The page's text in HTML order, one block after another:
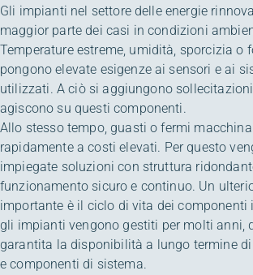
Gli impianti nel settore delle energie
maggior parte dei casi in condizioni
Temperature estreme, umidità, sporcizia o
pongono elevate esigenze ai sensori e ai
utilizzati. A ciò si aggiungono sollecitazioni
agiscono su questi componenti.
Allo stesso tempo, guasti o fermi
rapidamente a costi elevati. Per questo
impiegate soluzioni con struttura
funzionamento sicuro e continuo. Un
importante è il ciclo di vita dei componenti
gli impianti vengono gestiti per molti anni,
garantita la disponibilità a lungo termine
e componenti di sistema.